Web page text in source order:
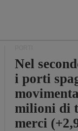
Nel
i porti
milioni di
merci